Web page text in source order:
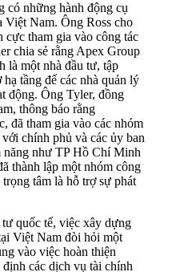
có những hành động cụ
Việt Nam. Ông Ross cho
tham gia vào công tác
chia sẻ rằng Apex Group
là một nhà đầu tư, tập
tầng để các nhà quản lý
động. Ông Tyler, đồng
thông báo rằng
đã tham gia vào các nhóm
chính phủ và các ủy ban
năng như TP Hồ Chí Minh
thành lập một nhóm công
tâm là hỗ trợ sự phát
quốc tế, việc xây dựng
Việt Nam đòi hỏi một
vào việc hoàn thiện
các dịch vụ tài chính